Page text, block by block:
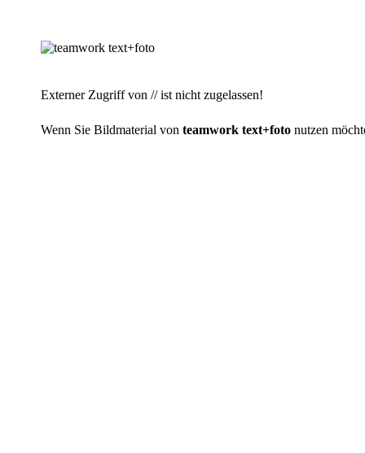
Externer Zugriff von // ist nicht zugelassen!
Wenn Sie Bildmaterial von teamwork text+foto nutzen